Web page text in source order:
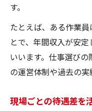
す。
たとえば、ある作業
とで、年間収入が安
いいます。仕事選び
の運営体制や過去の実
現場ごとの待遇差を